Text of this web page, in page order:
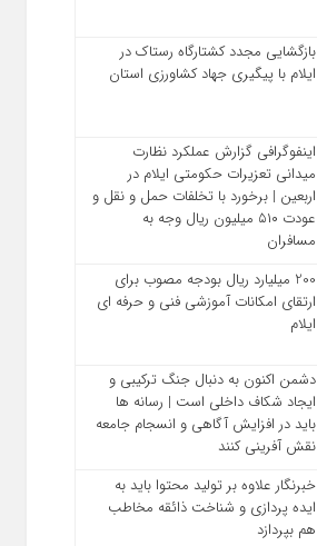
بازگشایی مجدد کشتارگاه رستاک در
ایلام با پیگیری جهاد کشاورزی استان
اینفوگرافی گزارش عملکرد نظارت
میدانی تعزیرات حکومتی ایلام در
اربعین | برخورد با تخلفات حمل‌ و نقل و
عودت ۵۱۰ میلیون ریال وجه به
مسافران
200 میلیارد ریال بودجه مصوب برای
ارتقای امکانات آموزشی فنی‌ و حرفه‌ ای
ایلام
دشمن اکنون به دنبال جنگ ترکیبی و
ایجاد شکاف داخلی است | رسانه‌ ها
باید در افزایش آگاهی و انسجام جامعه
نقش‌ آفرینی کنند
خبرنگار علاوه بر تولید محتوا باید به
ایده‌ پردازی و شناخت ذائقه مخاطب
هم بپردازد